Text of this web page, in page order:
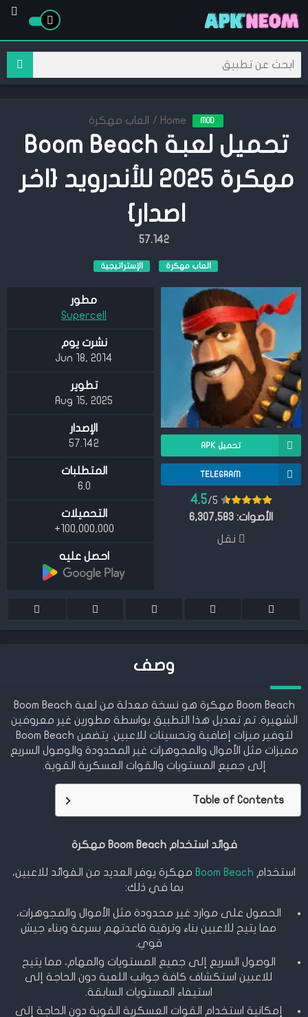
MOD
Home
/ العاب مهكرة
تحميل لعبة Boom Beach
مهكرة 2025 للأندرويد {اخر
اصدار}
57.142
العاب مهكرة الإستراتيجية
تحميل APK
TELEGRAM
4.5/5
الأصوات: 6,307,583
نقل
مطور
Supercell
نشرت يوم
Jun 18, 2014
تطوير
Aug 15, 2025
الإصدار
57.142
المتطلبات
6.0
التحميلات
100,000,000+
احصل عليه
وصف
Boom Beach مهكرة هو نسخة معدلة من لعبة Boom Beach
الشهيرة. تم تعديل هذا التطبيق بواسطة مطورين غير معروفين
لتوفير ميزات إضافية وتحسينات للاعبين. يتضمن Boom Beach
مميزات مثل الأموال والمجوهرات غير المحدودة والوصول السريع
إلى جميع المستويات والقوات العسكرية القوية.
Table of Contents
فوائد استخدام Boom Beach مهكرة
استخدام Boom Beach مهكرة يوفر العديد من الفوائد للاعبين،
بما في ذلك:
الحصول على موارد غير محدودة مثل الأموال والمجوهرات،
مما يتيح للاعبين بناء وترقية قاعدتهم بسرعة وبناء جيش
قوي.
الوصول السريع إلى جميع المستويات والمهام، مما يتيح
للاعبين استكشاف كافة جوانب اللعبة دون الحاجة إلى
استيفاء المستويات السابقة.
إمكانية استخدام القوات العسكرية القوية دون الحاجة إلى